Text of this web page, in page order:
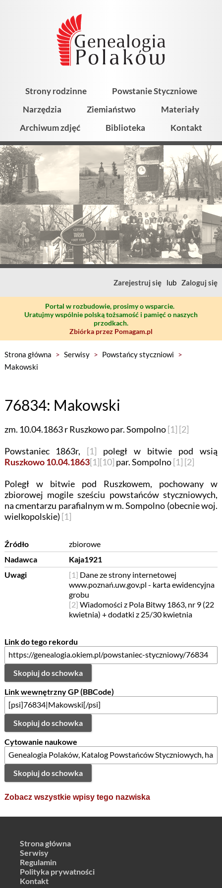
Strony rodzinne
Powstanie Styczniowe
Narzędzia
Ziemiaństwo
Materiały
Archiwum zdjęć
Biblioteka Kontakt
Zarejestruj się lub Zaloguj się
Portal w rozbudowie, prosimy o wsparcie.
Uratujmy wspólnie polską tożsamość i pamięć o naszych
przodkach.
Zbiórka przez Pomagam.pl
Strona główna > Serwisy > Powstańcy styczniowi >
Makowski
76834: Makowski
zm. 10.04.1863 r Ruszkowo par. Sompolno[1] [2]
Powstaniec 1863r, [1]
poległ w bitwie pod wsią
Ruszkowo 10.04.1863[1][10] par. Sompolno[1] [2]
Poległ w bitwie pod Ruszkowem, pochowany w
zbiorowej mogile sześciu powstańców styczniowych,
na cmentarzu parafialnym w m. Sompolno (obecnie woj.
wielkopolskie) [1]
Źródło
zbiorowe
Nadawca
Kaja1921
Uwagi
[1] Dane ze strony internetowej
www.poznań.uw.gov.pl - karta ewidencyjna
grobu
[2] Wiadomości z Pola Bitwy 1863, nr 9 (22
kwietnia) + dodatki z 25/30 kwietnia
Link do tego rekordu
Skopiuj do schowka
Link wewnętrzny GP (BBCode)
Skopiuj do schowka
Cytowanie naukowe
Skopiuj do schowka
Zobacz wszystkie wpisy tego nazwiska
Strona główna
Serwisy
Regulamin
Polityka prywatności
Kontakt